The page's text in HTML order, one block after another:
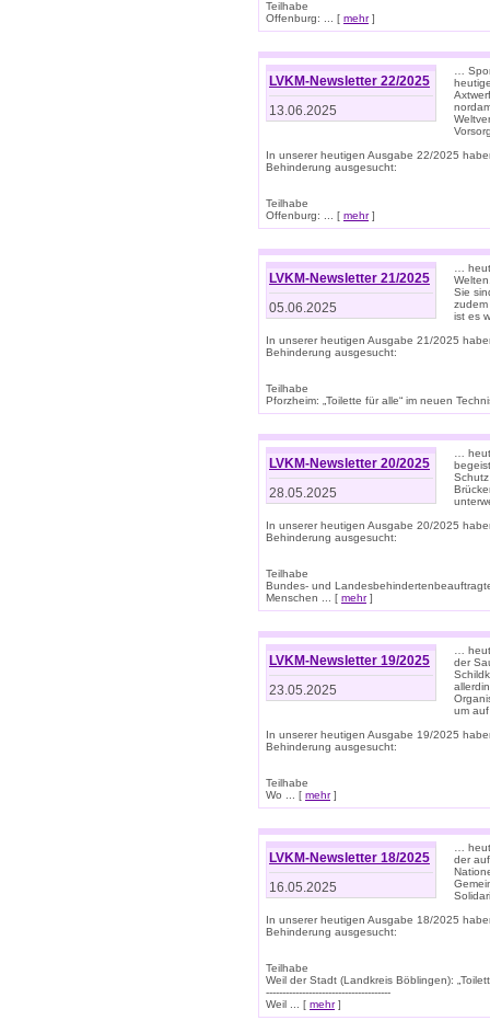
Teilhabe
Offenburg: ... [ mehr]
LVKM-Newsletter 22/2025
13.06.2025
…
In unserer heutigen Ausgabe 22/2025
Behinderung ausgesucht:
Teilhabe
Offenburg: ... [ mehr]
LVKM-Newsletter 21/2025
05.06.2025
…
Sie
ist es
In unserer heutigen Ausgabe 21/2025
Behinderung ausgesucht:
Teilhabe
Pforzheim: „Toilette für alle“ im neuen
LVKM-Newsletter 20/2025
28.05.2025
…
In unserer heutigen Ausgabe 20/2025
Behinderung ausgesucht:
Teilhabe
Bundes- und
Menschen ... [ mehr]
LVKM-Newsletter 19/2025
23.05.2025
…
der
um
In unserer heutigen Ausgabe 19/2025
Behinderung ausgesucht:
Teilhabe
Wo ... [ mehr]
LVKM-Newsletter 18/2025
16.05.2025
…
der
In unserer heutigen Ausgabe 18/2025
Behinderung ausgesucht:
Teilhabe
Weil der Stadt (Landkreis Böblingen):
--------------------------------------
Weil ... [ mehr]